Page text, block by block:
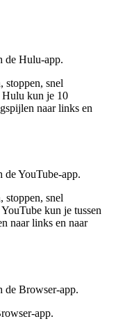
de Hulu-app.
stoppen, snel
Hulu kun je 10
naar links en
de YouTube-app.
stoppen, snel
kun je tussen
naar links en naar
de Browser-app.
app.